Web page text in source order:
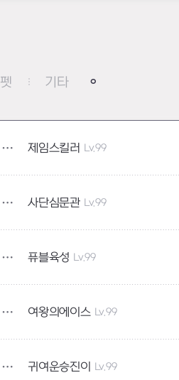
펫 기타
제임스킬러 Lv.99
사단심문관 Lv.99
퓨블육성 Lv.99
여왕의에이스 Lv.99
귀여운승진이 Lv.99